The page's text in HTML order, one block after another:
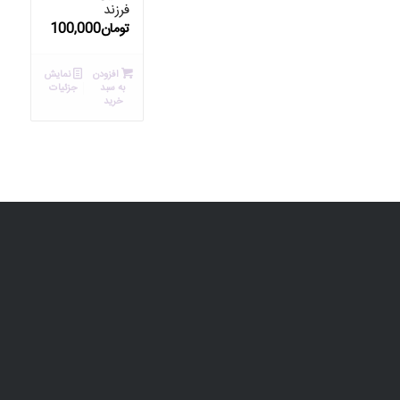
فرزند
تومان100,000
افزودن
به سبد
خرید
نمایش
جزئیات